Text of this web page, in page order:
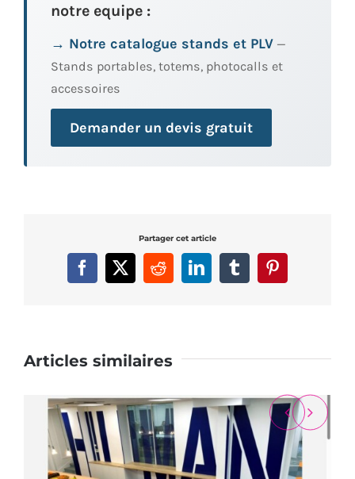
notre equipe :
→ Notre catalogue stands et PLV —
Stands portables, totems, photocalls et
accessoires
Demander un devis gratuit
Partager cet article
Facebook
X RedditLinkedInTumblrPinterest
Articles similaires